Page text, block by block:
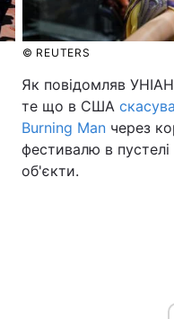
© REUTERS
Як повідомляв
те що в США
Burning Man через
фестивалю в
об'єкти.